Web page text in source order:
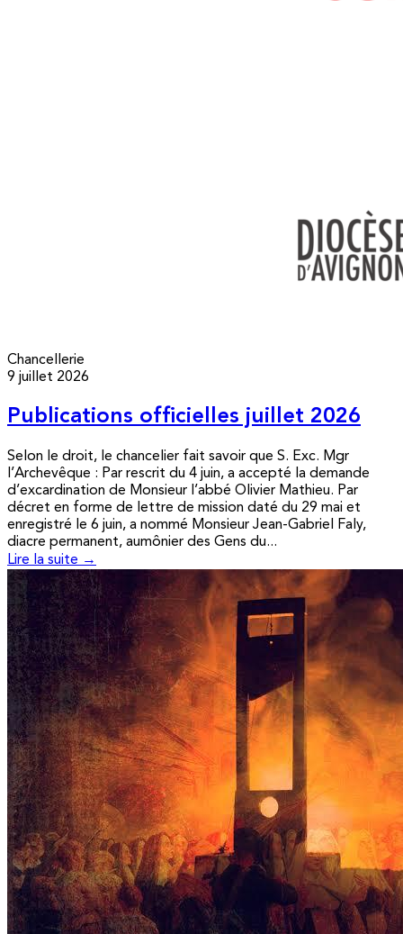
Chancellerie
9 juillet 2026
Publications officielles juillet 2026
Selon le droit, le chancelier fait savoir que S. Exc. Mgr
l’Archevêque : Par rescrit du 4 juin, a accepté la demande
d’excardination de Monsieur l’abbé Olivier Mathieu. Par
décret en forme de lettre de mission daté du 29 mai et
enregistré le 6 juin, a nommé Monsieur Jean-Gabriel Faly,
diacre permanent, aumônier des Gens du...
Lire la suite →